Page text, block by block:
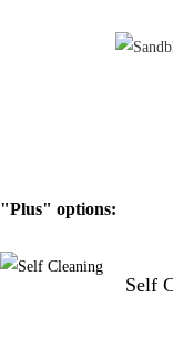
"Plus" options:
Self